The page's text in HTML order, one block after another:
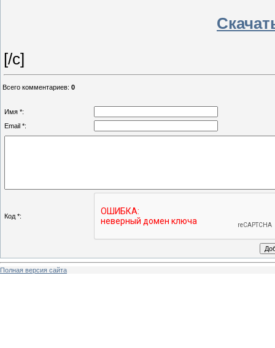
[/c]
Всего комментариев: 0
Имя *:
Email *:
Код *:
Полная версия сайта